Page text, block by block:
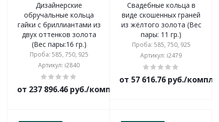
Дизайнерские
обручальные кольца
гайки с бриллиантами из
двух оттенков золота
(Вес пары:16 гр.)
Проба: 585, 750, 925
Артикул: i2840
от 237 896.46 руб./комплект
Свадебные кольца в
виде скошенных граней
из жёлтого золота (Вес
пары: 11 гр.)
Проба: 585, 750, 925
Артикул: i2479
от 57 616.76 руб./